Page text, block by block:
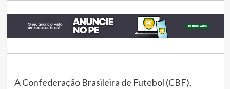
A Confederação Brasileira de Futebol (CBF),